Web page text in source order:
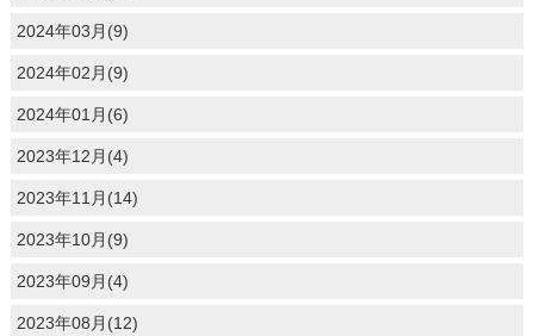
2024年03月(9)
2024年02月(9)
2024年01月(6)
2023年12月(4)
2023年11月(14)
2023年10月(9)
2023年09月(4)
2023年08月(12)